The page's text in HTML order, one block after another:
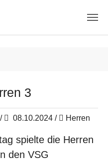
3
08.10.2024 / Herren
spielte die Herren
den VSG